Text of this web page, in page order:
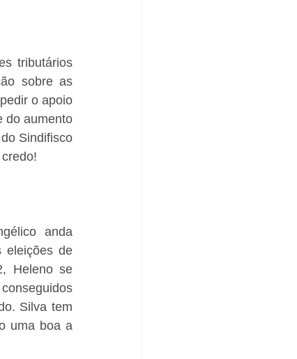
tributários
sobre as
o apoio
do aumento
Sindifisco
anda
eleições de
Heleno se
Silva tem
uma boa a